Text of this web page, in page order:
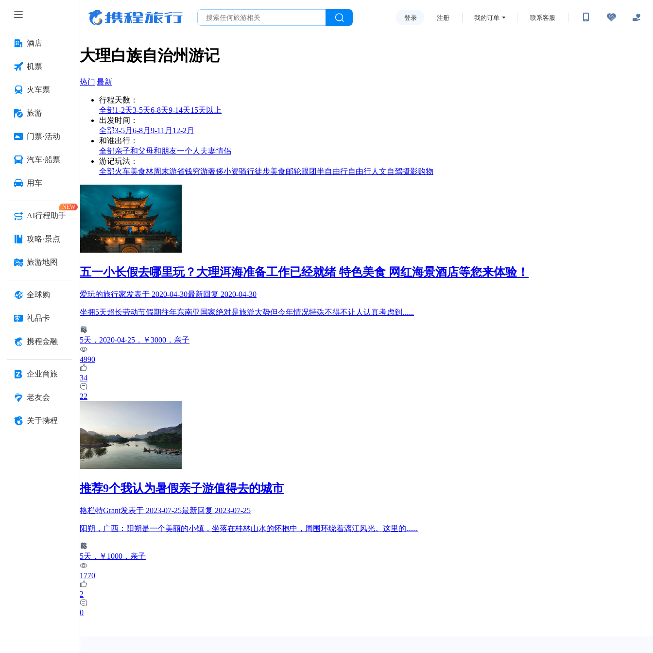
酒店
机票
火车票
旅游
门票·活动
汽车·船票
用车
AI行程助手
NEW
攻略·景点
旅游地图
全球购
礼品卡
携程金融
企业商旅
老友会
关于携程
登录 注册 我的订单 联系客服
大理白族自治州游记
热门|最新
行程天数 ：
全部1-2天3-5天6-8天9-14天15天以上
出发时间 ：
全部3-5月 6-8月 9-11月 12-2月
和谁出行 ：
全部亲子和父母和朋友一个人 夫妻情侣
游记玩法 ：
全部火车美食林周末游省钱穷游奢侈小资骑行徒步美食邮轮跟团半自由行自由行人文自驾摄影购物
五一小长假去哪里玩？大理洱海准备工作已经就绪 特色美食 网红海景酒店等您来体验！
爱玩的旅行家发表于 2020-04-30最新回复 2020-04-30
坐拥5天超长劳动节假期往年东南亚国家绝对是旅游大势但今年情况特殊不得不让人认真考虑到 ......
5天 ，2020-04-25 ，￥3000 ，亲子
4990
34
22
推荐9个我认为暑假亲子游值得去的城市
格栏特Grant发表于 2023-07-25最新回复 2023-07-25
阳朔，广西：阳朔是一个美丽的小镇，坐落在桂林山水的怀抱中，周围环绕着漓江风光。这里的......
5天 ，￥1000 ，亲子
1770
2
0